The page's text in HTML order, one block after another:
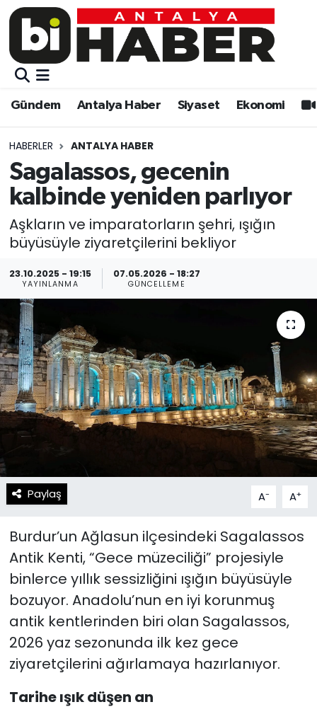
Gündem Antalya Haber Siyaset Ekonomi
HABERLER ANTALYA HABER
Sagalassos, gecenin
kalbinde yeniden parlıyor
Aşkların ve imparatorların şehri, ışığın
büyüsüyle ziyaretçilerini bekliyor
23.10.2025 - 19:15
YAYINLANMA
07.05.2026 - 18:27
GÜNCELLEME
Paylaş A- A+
Burdur’un Ağlasun ilçesindeki Sagalassos
Antik Kenti, “Gece müzeciliği” projesiyle
binlerce yıllık sessizliğini ışığın büyüsüyle
bozuyor. Anadolu’nun en iyi korunmuş
antik kentlerinden biri olan Sagalassos,
2026 yaz sezonunda ilk kez gece
ziyaretçilerini ağırlamaya hazırlanıyor.
Tarihe ışık düşen an
Gündem
Siyaset
Ekonomi
Video
Eğitim
Kültür-sanat
Spor
Teknoloji
Resmi İlanlar
Gündem
Siyaset
Eğitim
Ekonomi
Kültür-sanat
Sağlık
Teknoloji
Yaşam
Künye
Gizlilik Sözleşmesi
İletişim
Muratpaşa Nöbetçi Eczaneler
Muratpaşa Trafik Yoğunluk Haritası
Süper Lig Puan Durumu ve Fikstür
Tüm Manşetler
Son Dakika Haberleri
Haber Arşivi